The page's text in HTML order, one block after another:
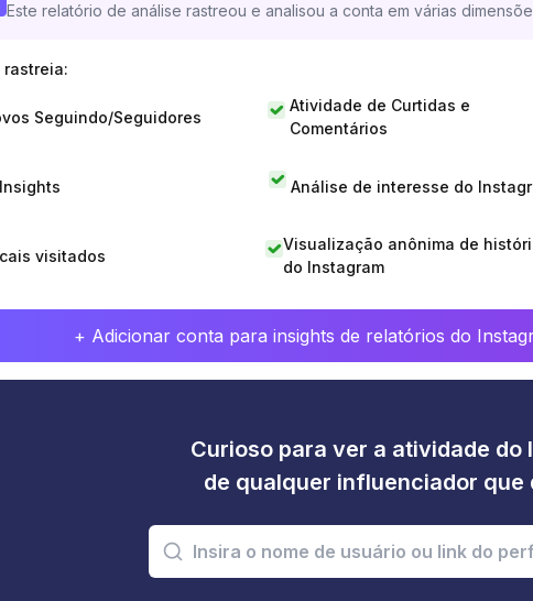
Este relatório de análise rastreou e analisou a conta em várias
rastreia:
Seguindo/Seguidores
Atividade de Curtidas e
Comentários
Análise de interesse do
visitados
Visualização anônima de
do Instagram
+ Adicionar conta para insights de relatórios do
Curioso para ver a atividade do
de qualquer influenciador que